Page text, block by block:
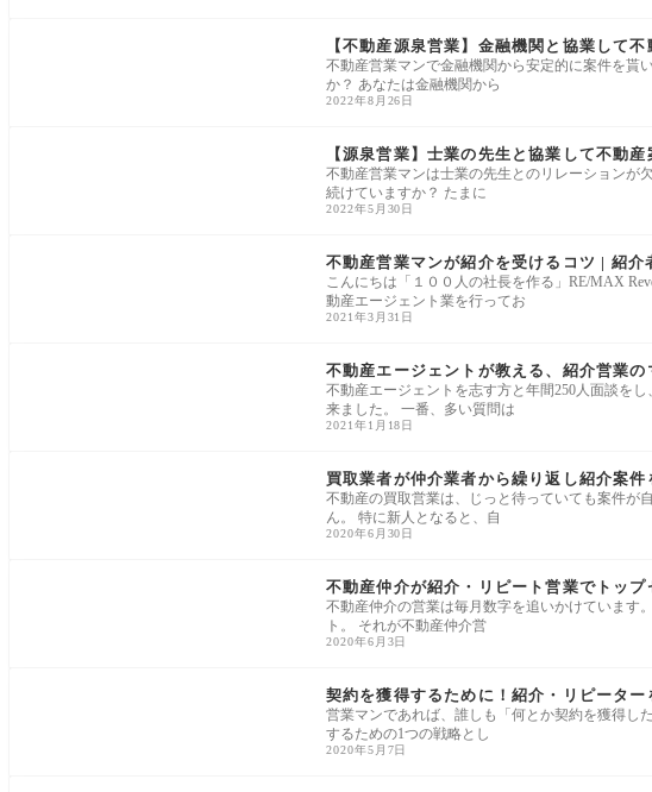
【不動産源泉営業】金融機関と協業して
不動産営業マンで金融機関から安定的に案件を貰
か？ あなたは金融機関から
2022年8月26日
【源泉営業】士業の先生と協業して不動
不動産営業マンは士業の先生とのリレーションが
続けていますか？ たまに
2022年5月30日
不動産営業マンが紹介を受けるコツ | 紹介
こんにちは「１００人の社長を作る」RE/MAX
動産エージェント業を行ってお
2021年3月31日
不動産エージェントが教える、紹介営業の
不動産エージェントを志す方と年間250人面談を
来ました。 一番、多い質問は
2021年1月18日
買取業者が仲介業者から繰り返し紹介案件
不動産の買取営業は、じっと待っていても案件が
ん。 特に新人となると、自
2020年6月30日
不動産仲介が紹介・リピート営業でトッ
不動産仲介の営業は毎月数字を追いかけています
ト。 それが不動産仲介営
2020年6月3日
契約を獲得するために！紹介・リピーター
営業マンであれば、誰しも「何とか契約を獲得し
するための1つの戦略とし
2020年5月7日